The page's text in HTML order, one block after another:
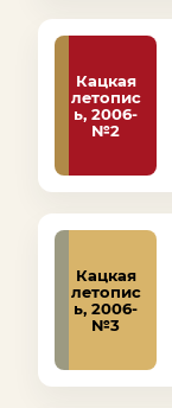
Кацкая
летопис
ь, 2006-
№2
Кацкая
летопис
ь, 2006-
№3